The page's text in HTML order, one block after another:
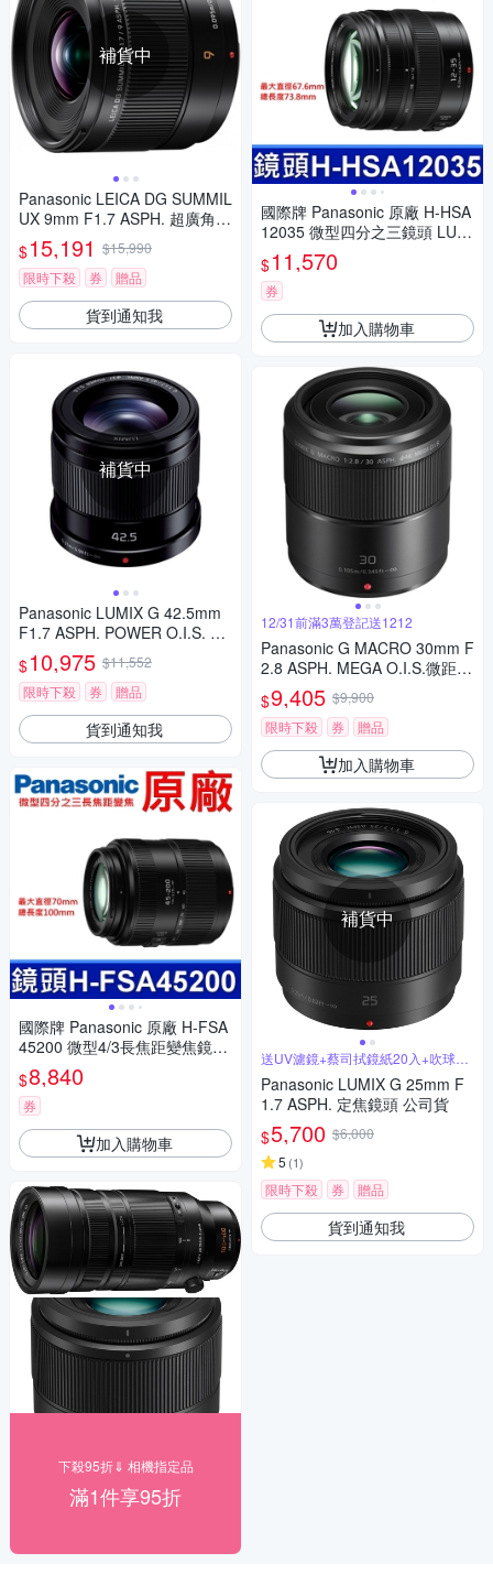
補貨中
Panasonic LEICA DG SUMMIL
UX 9mm F1.7 ASPH. 超廣角
定焦鏡頭 公司貨 H-X09GC
$15,191 $15,990
限時下殺
券 贈品
貨到通知我
補貨中
Panasonic LUMIX G 42.5mm
F1.7 ASPH. POWER O.I.S. 大
光圈 定焦鏡頭 公司貨
$10,975 $11,552
限時下殺
券 贈品
貨到通知我
國際牌 Panasonic 原廠 H-FSA
45200 微型4/3長焦距變焦鏡頭
LUMIX G X VARIO 45-200mm
單眼鏡頭 相機
$8,840
券
加入購物車
下殺95折⇓ 相機指定品
滿1件享95折
國際牌 Panasonic 原廠 H-HSA
12035 微型四分之三鏡頭 LUMI
X G X VARIO 12-35mm 相機
$11,570
券
加入購物車
12/31前滿3萬登記送1212
Panasonic G MACRO 30mm F
2.8 ASPH. MEGA O.I.S.微距鏡
頭 公司貨
$9,405 $9,900
限時下殺
券 贈品
加入購物車
補貨中
送UV濾鏡+蔡司拭鏡紙20入+吹球拭
筆組
Panasonic LUMIX G 25mm F
1.7 ASPH. 定焦鏡頭 公司貨
$5,700 $6,000
5 (1)
限時下殺 券 贈品
貨到通知我